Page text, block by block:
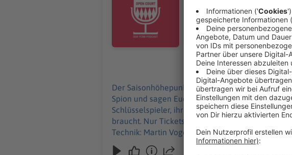
dem Auftakt gegen Alba
fcbayernbasketball.com --- Diese Folge wurde am 28.05.2026 aufgenommen. Technik: Martin Vogel
Leitung: Andreas Burkert
11.06.2026 03:30 / 19min
Der Saisonhöhepunkt steht vor der Tür, und bei
Spion und sagen Euch, was Ihr ab Freitag
Schlüsselspieler, ihr bekommt in dieser Folge
braucht. Nur Tickets nicht: die gibt’s unter fcbayernbasketball.com --- Diese Folge wurde
Technik: Martin Vogel Leitung: Andreas Burkert